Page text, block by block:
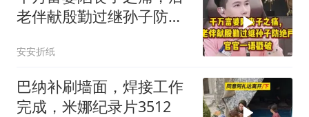
老伴献殷勤过继孙子防绝
安安折纸
巴纳补刷墙面，焊接工作
完成，米娜纪录片3512